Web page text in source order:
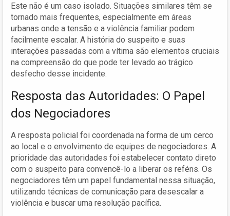
Este não é um caso isolado. Situações similares têm se
tornado mais frequentes, especialmente em áreas
urbanas onde a tensão e a violência familiar podem
facilmente escalar. A história do suspeito e suas
interações passadas com a vítima são elementos cruciais
na compreensão do que pode ter levado ao trágico
desfecho desse incidente.
Resposta das Autoridades: O Papel
dos Negociadores
A resposta policial foi coordenada na forma de um cerco
ao local e o envolvimento de equipes de negociadores. A
prioridade das autoridades foi estabelecer contato direto
com o suspeito para convencê-lo a liberar os reféns. Os
negociadores têm um papel fundamental nessa situação,
utilizando técnicas de comunicação para desescalar a
violência e buscar uma resolução pacífica.